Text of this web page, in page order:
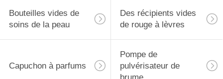
Bouteilles vides de
soins de la peau
Des récipients vides
de rouge à lèvres
Capuchon à parfums
Pompe de
pulvérisateur de